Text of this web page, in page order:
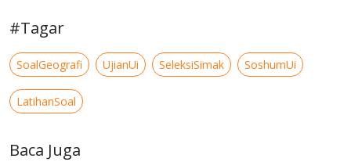
#Tagar
SoalGeografi UjianUi SeleksiSimak SoshumUi
LatihanSoal
Baca Juga